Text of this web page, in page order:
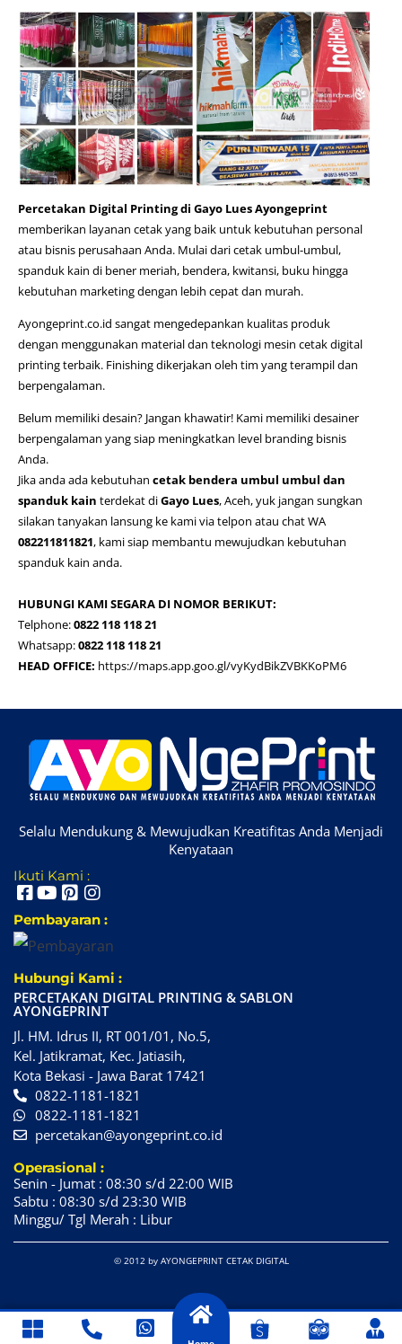
Percetakan Digital Printing di Gayo Lues Ayongeprint
memberikan layanan cetak yang baik untuk kebutuhan personal
atau bisnis perusahaan Anda. Mulai dari cetak umbul-umbul,
spanduk kain di bener meriah, bendera, kwitansi, buku hingga
kebutuhan marketing dengan lebih cepat dan murah.
Ayongeprint.co.id sangat mengedepankan kualitas produk
dengan menggunakan material dan teknologi mesin cetak digital
printing terbaik. Finishing dikerjakan oleh tim yang terampil dan
berpengalaman.
Belum memiliki desain? Jangan khawatir! Kami memiliki desainer
berpengalaman yang siap meningkatkan level branding bisnis
Anda.
Jika anda ada kebutuhan cetak bendera umbul umbul dan
spanduk kain terdekat diGayo Lues, Aceh, yuk jangan sungkan
silakan tanyakan lansung ke kami via telpon atau chat WA
082211811821, kami siap membantu mewujudkan kebutuhan
spanduk kain anda.
HUBUNGI KAMI SEGARA DI NOMOR BERIKUT:
Telphone:0822 118 118 21
Whatsapp:0822 118 118 21
HEAD OFFICE: https://maps.app.goo.gl/vyKydBikZVBKKoPM6
Selalu Mendukung & Mewujudkan Kreatifitas Anda Menjadi
Kenyataan
Ikuti Kami :
Pembayaran :
Hubungi Kami :
PERCETAKAN DIGITAL PRINTING & SABLON
AYONGEPRINT
Jl. HM. Idrus II, RT 001/01, No.5,
Kel. Jatikramat, Kec. Jatiasih,
Kota Bekasi - Jawa Barat 17421
0822-1181-1821
0822-1181-1821
percetakan@ayongeprint.co.id
Operasional :
Senin - Jumat : 08:30 s/d 22:00 WIB
Sabtu : 08:30 s/d 23:30 WIB
Minggu/ Tgl Merah : Libur
© 2012 by AYONGEPRINT CETAK DIGITAL